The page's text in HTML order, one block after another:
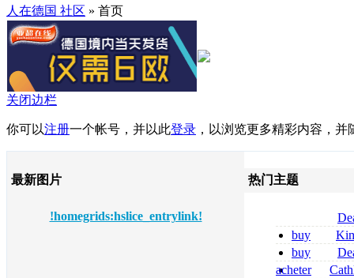
人在德国 社区 » 首页
关闭边栏
你可以注册一个帐号，并以此登录 ，以浏览更多精彩内容，
最新图片
!homegrids:hslice_entrylink!
热门主题
tizanidine
sans
buy
zolpidem usa
buy
pregabalin 300
acheter